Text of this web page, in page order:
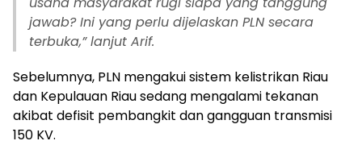
jawab? Ini yang perlu dijelaskan PLN secara
terbuka,” lanjut Arif.
Sebelumnya, PLN mengakui sistem kelistrikan Riau
dan Kepulauan Riau sedang mengalami tekanan
akibat defisit pembangkit dan gangguan transmisi
150 KV.